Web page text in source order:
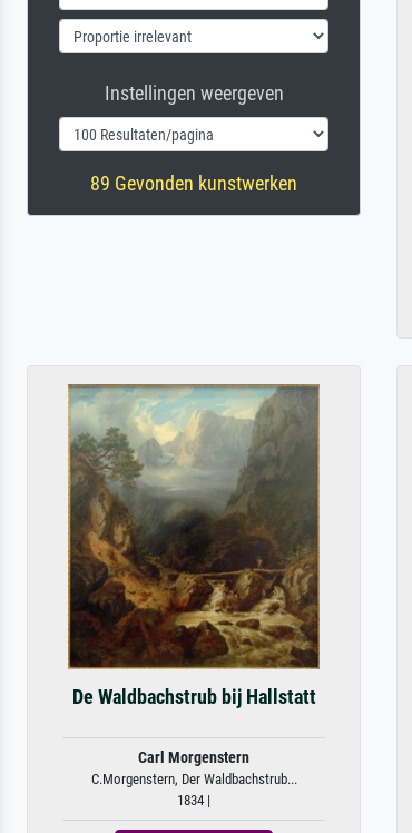
Instellingen weergeven
89 Gevonden kunstwerken
De Waldbachstrub bij Hallstatt
Carl Morgenstern
C.Morgenstern, Der Waldbachstrub...
1834 |